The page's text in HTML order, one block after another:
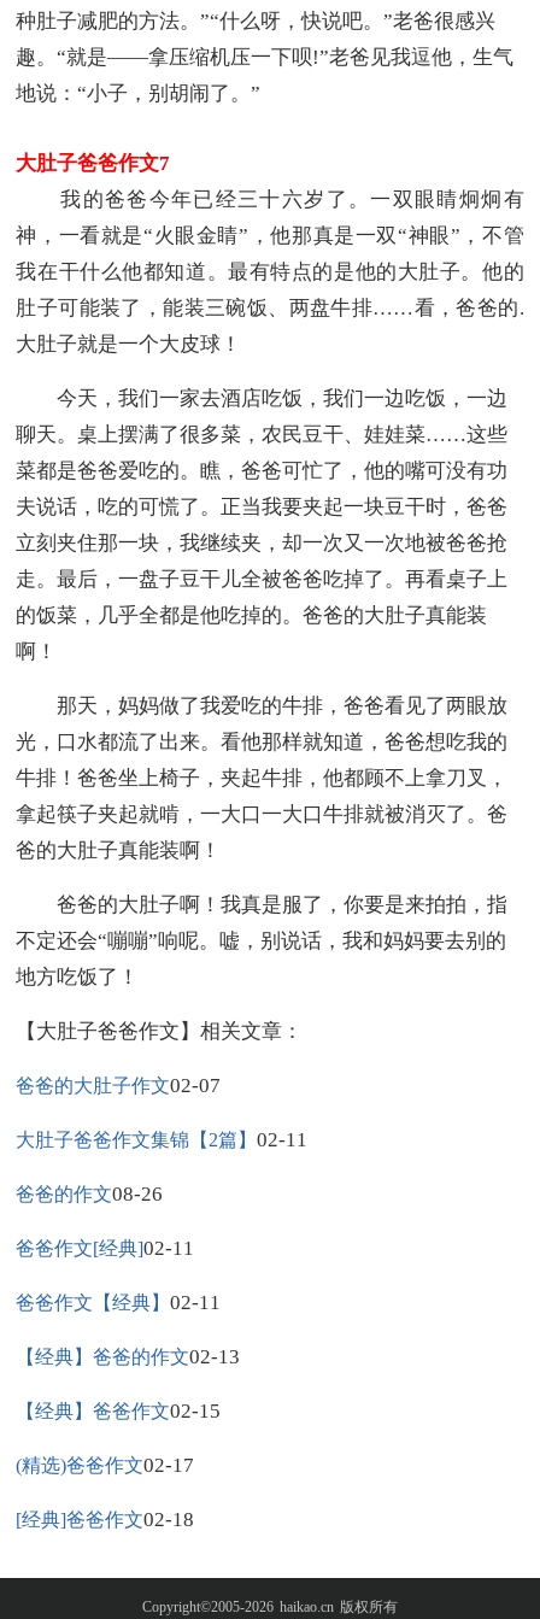
种肚子减肥的方法。”“什么呀，快说吧。”老爸很感兴
趣。“就是――拿压缩机压一下呗!”老爸见我逗他，生气
地说：“小子，别胡闹了。”
大肚子爸爸作文7
我的爸爸今年已经三十六岁了。一双眼睛炯炯有
神，一看就是“火眼金睛”，他那真是一双“神眼”，不管
我在干什么他都知道。最有特点的是他的大肚子。他的
肚子可能装了，能装三碗饭、两盘牛排……看，爸爸的.
大肚子就是一个大皮球！
今天，我们一家去酒店吃饭，我们一边吃饭，一边
聊天。桌上摆满了很多菜，农民豆干、娃娃菜……这些
菜都是爸爸爱吃的。瞧，爸爸可忙了，他的嘴可没有功
夫说话，吃的可慌了。正当我要夹起一块豆干时，爸爸
立刻夹住那一块，我继续夹，却一次又一次地被爸爸抢
走。最后，一盘子豆干儿全被爸爸吃掉了。再看桌子上
的饭菜，几乎全都是他吃掉的。爸爸的大肚子真能装
啊！
那天，妈妈做了我爱吃的牛排，爸爸看见了两眼放
光，口水都流了出来。看他那样就知道，爸爸想吃我的
牛排！爸爸坐上椅子，夹起牛排，他都顾不上拿刀叉，
拿起筷子夹起就啃，一大口一大口牛排就被消灭了。爸
爸的大肚子真能装啊！
爸爸的大肚子啊！我真是服了，你要是来拍拍，指
不定还会“嘣嘣”响呢。嘘，别说话，我和妈妈要去别的
地方吃饭了！
【大肚子爸爸作文】相关文章：
爸爸的大肚子作文02-07
大肚子爸爸作文集锦【2篇】02-11
爸爸的作文08-26
爸爸作文[经典]02-11
爸爸作文【经典】02-11
【经典】爸爸的作文02-13
【经典】爸爸作文02-15
(精选)爸爸作文02-17
[经典]爸爸作文02-18
Copyright©2005-2026 haikao.cn 版权所有